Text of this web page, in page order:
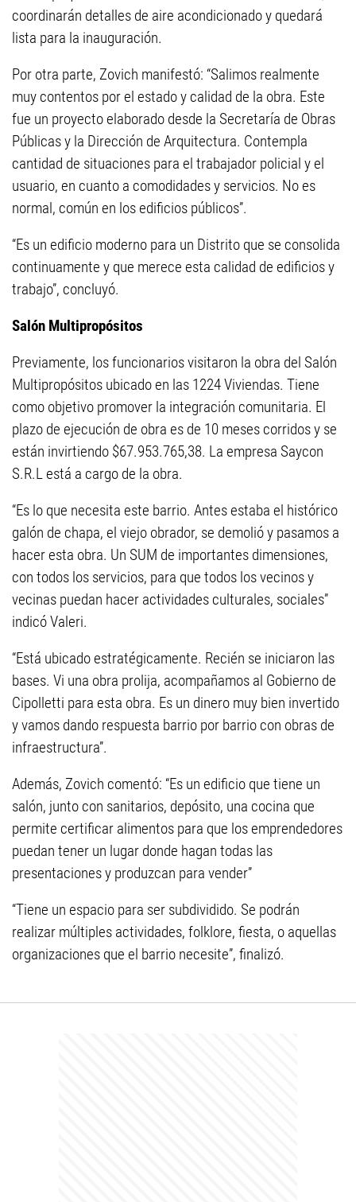
coordinarán detalles de aire acondicionado y quedará
lista para la inauguración.
Por otra parte, Zovich manifestó: “Salimos realmente
muy contentos por el estado y calidad de la obra. Este
fue un proyecto elaborado desde la Secretaría de Obras
Públicas y la Dirección de Arquitectura. Contempla
cantidad de situaciones para el trabajador policial y el
usuario, en cuanto a comodidades y servicios. No es
normal, común en los edificios públicos”.
“Es un edificio moderno para un Distrito que se consolida
continuamente y que merece esta calidad de edificios y
trabajo”, concluyó.
Salón Multipropósitos
Previamente, los funcionarios visitaron la obra del Salón
Multipropósitos ubicado en las 1224 Viviendas. Tiene
como objetivo promover la integración comunitaria. El
plazo de ejecución de obra es de 10 meses corridos y se
están invirtiendo $67.953.765,38. La empresa Saycon
S.R.L está a cargo de la obra.
“Es lo que necesita este barrio. Antes estaba el histórico
galón de chapa, el viejo obrador, se demolió y pasamos a
hacer esta obra. Un SUM de importantes dimensiones,
con todos los servicios, para que todos los vecinos y
vecinas puedan hacer actividades culturales, sociales”
indicó Valeri.
“Está ubicado estratégicamente. Recién se iniciaron las
bases. Vi una obra prolija, acompañamos al Gobierno de
Cipolletti para esta obra. Es un dinero muy bien invertido
y vamos dando respuesta barrio por barrio con obras de
infraestructura”.
Además, Zovich comentó: “Es un edificio que tiene un
salón, junto con sanitarios, depósito, una cocina que
permite certificar alimentos para que los emprendedores
puedan tener un lugar donde hagan todas las
presentaciones y produzcan para vender”
“Tiene un espacio para ser subdividido. Se podrán
realizar múltiples actividades, folklore, fiesta, o aquellas
organizaciones que el barrio necesite”, finalizó.